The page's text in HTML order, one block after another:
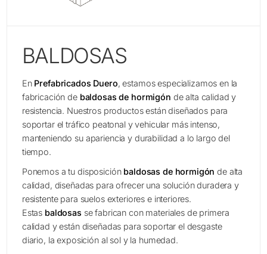
BALDOSAS
En Prefabricados Duero, estamos especializamos en la
fabricación de baldosas de hormigón de alta calidad y
resistencia. Nuestros productos están diseñados para
soportar el tráfico peatonal y vehicular más intenso,
manteniendo su apariencia y durabilidad a lo largo del
tiempo.
Ponemos a tu disposición baldosas de hormigón de alta
calidad, diseñadas para ofrecer una solución duradera y
resistente para suelos exteriores e interiores.
Estas baldosas se fabrican con materiales de primera
calidad y están diseñadas para soportar el desgaste
diario, la exposición al sol y la humedad.